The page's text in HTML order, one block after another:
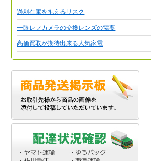
過剰在庫を抱えるリスク
一眼レフカメラの交換レンズの需要
高価買取が期待出来る人気家電